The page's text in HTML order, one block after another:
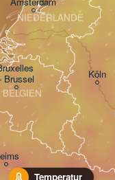
Temperatur
Köln
Brussel
NIEDERLANDE
BELGIEN